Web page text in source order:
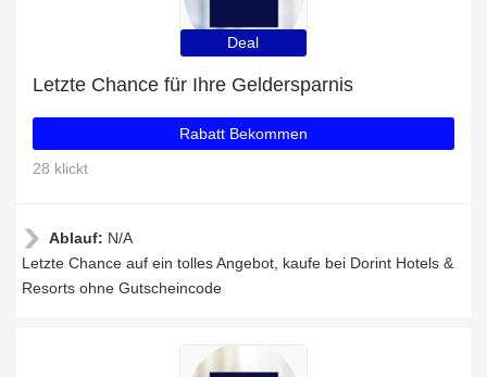
Deal
Letzte Chance für Ihre Geldersparnis
Rabatt Bekommen
28 klickt
Ablauf: N/A
Letzte Chance auf ein tolles Angebot, kaufe bei Dorint Hotels &
Resorts ohne Gutscheincode